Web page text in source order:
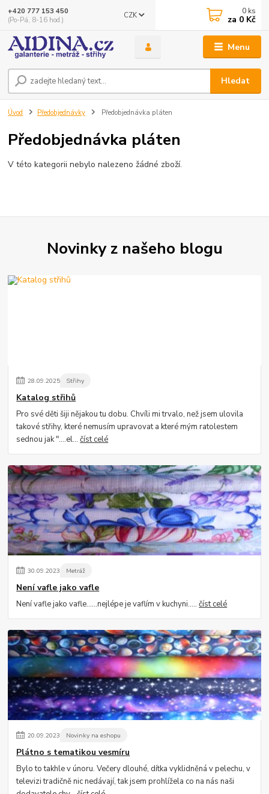
Menu
CZK
Hledat
+420 777 153 450
(Po-Pá, 8-16 hod.)
0 ks
za 0 Kč
Úvod Předobjednávky Předobjednávka pláten
Předobjednávka pláten
V této kategorii nebylo nalezeno žádné zboží.
Novinky z našeho blogu
28.09.2025 Střihy
Katalog střihů
Pro své děti šiji nějakou tu dobu. Chvíli mi trvalo, než jsem ulovila
takové střihy, které nemusím upravovat a které mým ratolestem
sednou jak "....el...číst celé
30.09.2023 Metráž
Není vafle jako vafle
Není vafle jako vafle......nejlépe je vaflím v kuchyni.....číst celé
20.09.2023 Novinky na eshopu
Plátno s tematikou vesmíru
Bylo to takhle v únoru. Večery dlouhé, dítka vyklidněná v pelechu, v
televizi tradičně nic nedávají, tak jsem prohlížela co na nás naši